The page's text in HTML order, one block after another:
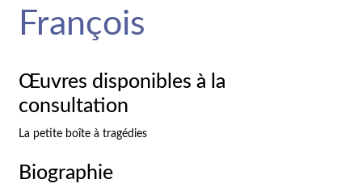
François
Œuvres disponibles à la
consultation
La petite boîte à tragédies
Biographie